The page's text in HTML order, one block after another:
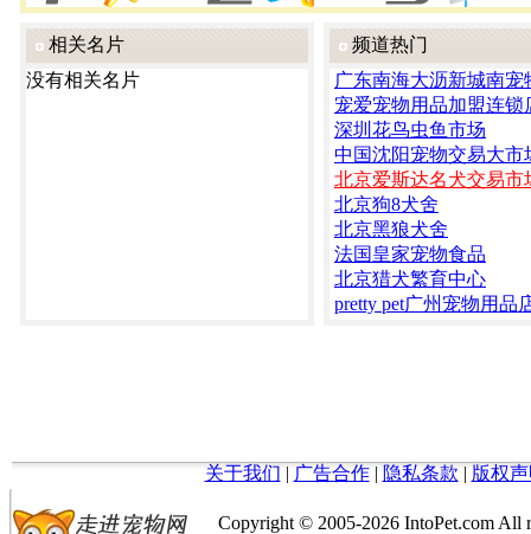
相关名片
没有相关名片
频道热门
广东南海大沥新城南宠
宠爱宠物用品加盟连锁
深圳花鸟虫鱼市场
中国沈阳宠物交易大市
北京爱斯达名犬交易市
北京狗8犬舍
北京黑狼犬舍
法国皇家宠物食品
北京猎犬繁育中心
pretty pet广州宠物用品
关于我们 | 广告合作| 隐私条款 | 版权
Copyright © 2005-2026 IntoPet.com